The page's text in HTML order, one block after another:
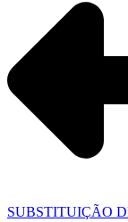
SUBSTITUIÇÃO